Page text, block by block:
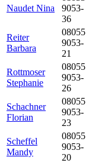
Naudet Nina
9053-
36
Reiter
Barbara
08055
9053-
21
Rottmoser
Stephanie
08055
9053-
26
Schachner
Florian
08055
9053-
23
Scheffel
Mandy
08055
9053-
20